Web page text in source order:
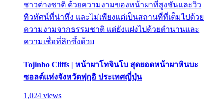
ชาวต่างชาติ ด้วยความงามของหน้าผาที่สูงชันและวิว
ทิวทัศน์ที่น่าทึ่ง และไม่เพียงแต่เป็นสถานที่ที่เต็มไปด้วย
ความงามจากธรรมชาติ แต่ยังแฝงไปด้วยตำนานและ
ความเชื่อที่ลึกซึ้งด้วย
Tojinbo Cliffs | หน้าผาโทจินโบ สุดยอดหน้าผาหินบะ
ซอลต์แห่งจังหวัดฟุกุอิ ประเทศญี่ปุ่น
1,024 views